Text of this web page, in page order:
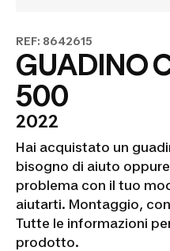
REF: 8642615
GUADINO
500
2022
Hai acquistato un
bisogno di aiuto
problema con il tuo
aiutarti. Montaggio,
Tutte le informazioni
prodotto.